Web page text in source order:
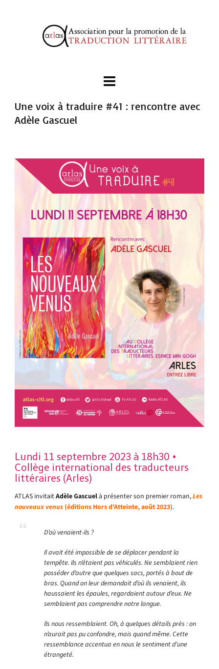
Une voix à traduire #41 : rencontre avec
Adèle Gascuel
Lundi 11 septembre 2023 à 18h30 •
Collège international des traducteurs
littéraires (Arles)
ATLAS invitaitAdèle Gascuelà présenter son premier roman,Les
nouveaux venus (éditions Hors d’Atteinte, août 2023).
D’où venaient-ils ?
Il avait été impossible de se déplacer pendant la
tempête. Ils n’étaient pas véhiculés. Ne semblaient rien
posséder d’autre que quelques sacs, portés à bout de
bras. Quand on leur demandait d’où ils venaient, ils
haussaient les épaules, regardaient autour d’eux. Ne
semblaient pas comprendre notre langue.
Ils nous ressemblaient. Oh, à quelques détails près : on
n’aurait pas pu confondre, mais quand même. Cette
ressemblance accentua en nous le sentiment d’une
étrangeté.